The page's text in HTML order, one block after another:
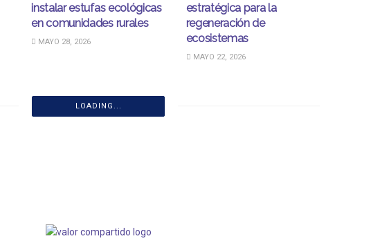
instalar estufas ecológicas
en comunidades rurales
MAYO 28, 2026
estratégica para la
regeneración de
ecosistemas
MAYO 22, 2026
LOADING...